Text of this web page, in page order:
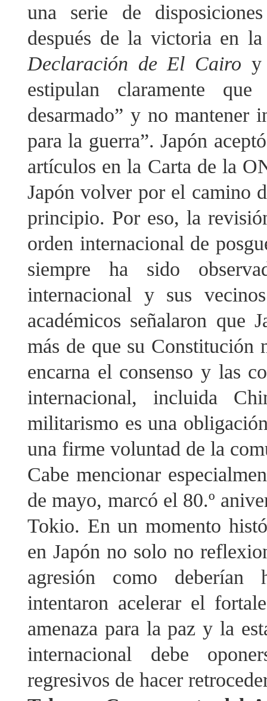
una serie de
después de la victoria en
Declaración de El Cairo
estipulan claramente
desarmado” y no mantener
para la guerra”. Japón
artículos en la Carta de la
Japón volver por el camino
principio. Por eso, la
orden internacional de
siempre ha sido
internacional y sus
académicos señalaron que
más de que su Constitución
encarna el consenso y las
internacional, incluida
militarismo es una
una firme voluntad de la
Cabe mencionar
de mayo, marcó el 80.º
Tokio. En un momento
en Japón no solo no
agresión como deberían
intentaron acelerar el
amenaza para la paz y la
internacional debe
regresivos de hacer